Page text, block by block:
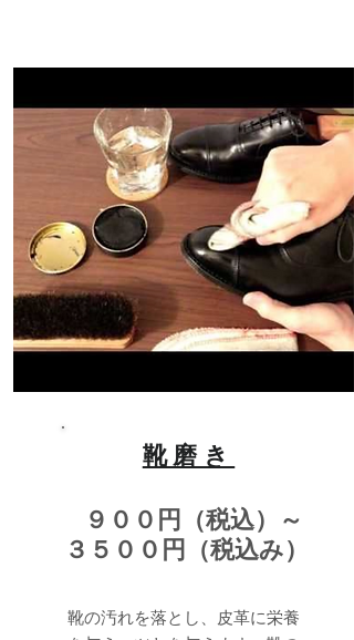
靴磨き
９００円（税込）～
３５００円（税込み）
靴の汚れを落とし、皮革に栄養